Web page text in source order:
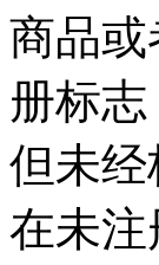
商品
册标
但未
在未注